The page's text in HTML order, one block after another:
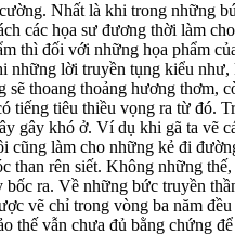
Nhất là khi trong những
các họa sư đương thời làm
thì đối với những họa phẩm
những lời truyền tụng kiểu như,
thoang thoảng hương thơm,
tiếng tiêu thiều vọng ra từ đó.
gây khó ở. Ví dụ khi gã ta vẽ
cũng làm cho những kẻ đi
than rên siết. Không những thế,
ra. Về những bức truyền
vẽ chỉ trong vòng ba năm
thế vẫn chưa đủ bằng chứng